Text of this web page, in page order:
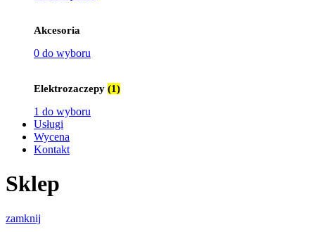
Akcesoria
0 do wyboru
Elektrozaczepy (1)
1 do wyboru
Usługi
Wycena
Kontakt
Sklep
zamknij